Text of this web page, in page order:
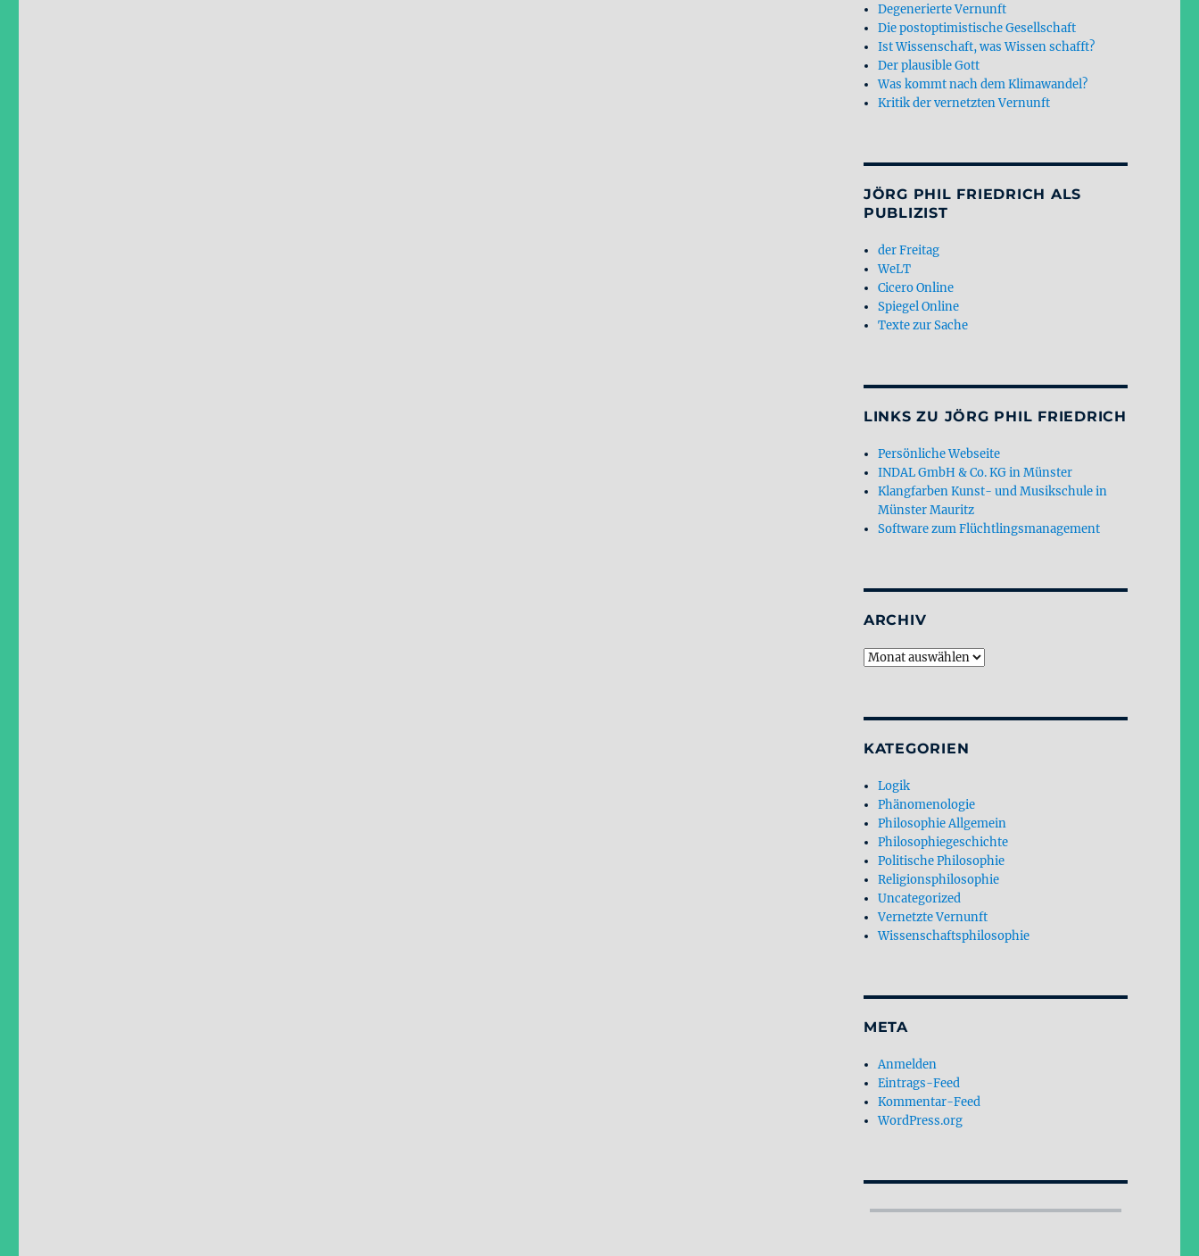
Degenerierte Vernunft
Die postoptimistische Gesellschaft
Ist Wissenschaft, was Wissen schafft?
Der plausible Gott
Was kommt nach dem Klimawandel?
Kritik der vernetzten Vernunft
JÖRG PHIL FRIEDRICH ALS
PUBLIZIST
der Freitag
WeLT
Cicero Online
Spiegel Online
Texte zur Sache
LINKS ZU JÖRG PHIL FRIEDRICH
Persönliche Webseite
INDAL GmbH & Co. KG in Münster
Klangfarben Kunst- und Musikschule in
Münster Mauritz
Software zum Flüchtlingsmanagement
ARCHIV
Archiv
KATEGORIEN
Logik
Phänomenologie
Philosophie Allgemein
Philosophiegeschichte
Politische Philosophie
Religionsphilosophie
Uncategorized
Vernetzte Vernunft
Wissenschaftsphilosophie
META
Anmelden
Eintrags-Feed
Kommentar-Feed
WordPress.org